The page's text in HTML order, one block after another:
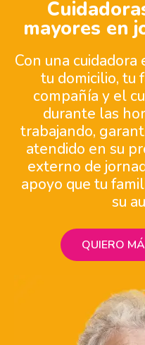
mayores en
Con una
tu domicilio, tu
compañía y el
durante las
trabajando,
atendido en su
externo de
apoyo que tu
su
QUIERO